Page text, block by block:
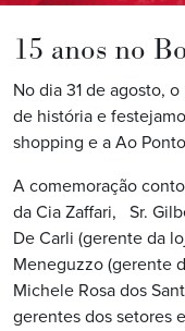
15 anos no
No dia 31 de agosto,
de história e
shopping e a Ao
A comemoração
da Cia Zaffari, Sr.
De Carli (gerente da
Meneguzzo (gerente
Michele Rosa dos
gerentes dos setores